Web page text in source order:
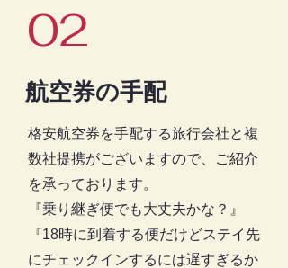
02
航空券の手配
格安航空券を手配する旅行会社と複
数社提携がございますので、ご紹介
を承っております。
『乗り継ぎ便でも大丈夫かな？』
『18時に到着する便だけどステイ先
にチェックインするには遅すぎるか